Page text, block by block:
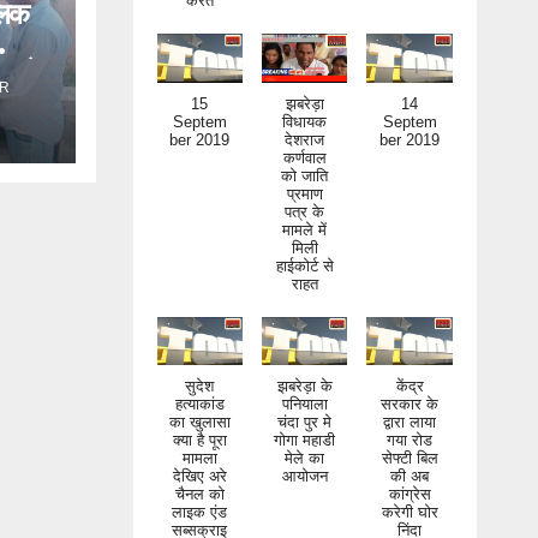
ने
Septem
ber 2019
विधायक
देशराज
कर्णवाल
को जाति
प्रमाण
पत्र के
मामले में
मिली
हाईकोर्ट से
राहत
Septem
ber 2019
हत्याकांड
का खुलासा
क्या है पूरा
मामला
देखिए अरे
चैनल को
लाइक एंड
सब्सक्राइ
ब जरूर
पनियाला
चंदा पुर मे
गोगा महाडी
मेले का
आयोजन
सरकार के
द्वारा लाया
गया रोड
सेफ्टी बिल
की अब
कांग्रेस
करेगी घोर
निंदा